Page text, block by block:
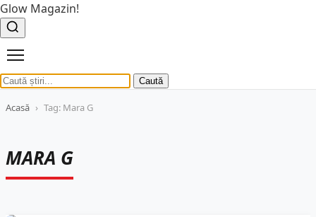
Glow Magazin!
Caută
Acasă › Tag: Mara G
MARA G